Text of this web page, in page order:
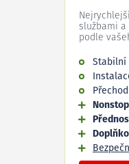
službami
podle
Stabilní